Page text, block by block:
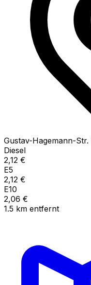
Gustav-Hagemann-Str.
Diesel
2,12 €
E5
2,12 €
E10
2,06 €
1.5 km entfernt